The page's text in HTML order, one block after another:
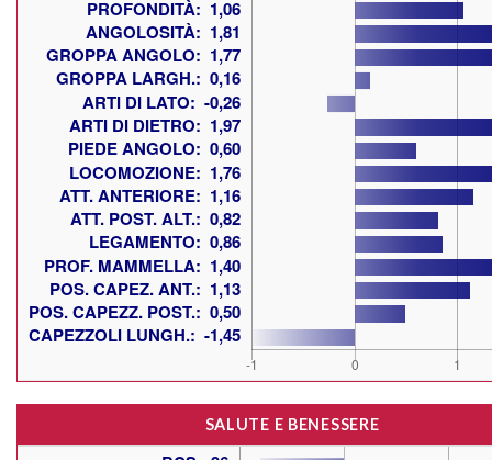
SALUTE E BENESSERE